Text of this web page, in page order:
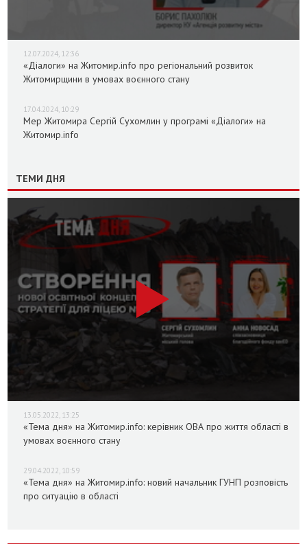
12.07.2024, 12:36
«Діалоги» на Житомир.info про регіональний розвиток
Житомирщини в умовах воєнного стану
17.04.2024, 10:29
Мер Житомира Сергій Сухомлин у програмі «Діалоги» на
Житомир.info
ТЕМИ ДНЯ
13.05.2022, 13:25
«Тема дня» на Житомир.info: керівник ОВА про життя області в
умовах воєнного стану
29.04.2022, 10:59
«Тема дня» на Житомир.info: новий начальник ГУНП розповість
про ситуацію в області